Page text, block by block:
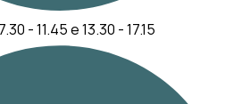
- 11.45 e 13.30 - 17.15